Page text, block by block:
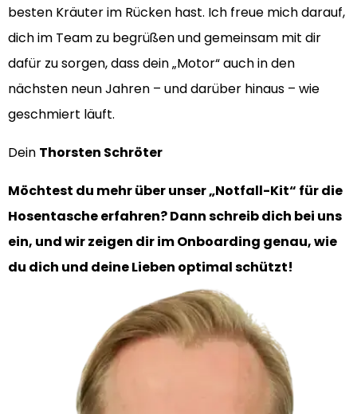
besten Kräuter im Rücken hast. Ich freue mich darauf,
dich im Team zu begrüßen und gemeinsam mit dir
dafür zu sorgen, dass dein „Motor“ auch in den
nächsten neun Jahren – und darüber hinaus – wie
geschmiert läuft.
Dein Thorsten Schröter
Möchtest du mehr über unser „Notfall-Kit“ für die
Hosentasche erfahren? Dann schreib dich bei uns
ein, und wir zeigen dir im Onboarding genau, wie
du dich und deine Lieben optimal schützt!